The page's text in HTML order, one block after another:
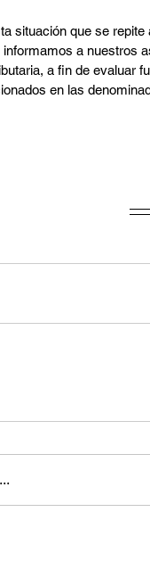
situación que se
informamos a nuestros
a fin de evaluar
en las